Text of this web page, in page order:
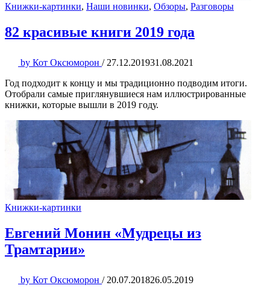
Книжки-картинки, Наши новинки, Обзоры, Разговоры
82 красивые книги 2019 года
by Кот Оксюморон / 27.12.201931.08.2021
Год подходит к концу и мы традиционно подводим итоги.
Отобрали самые приглянувшиеся нам иллюстрированные
книжки, которые вышли в 2019 году.
Книжки-картинки
Евгений Монин «Мудрецы из
Трамтарии»
by Кот Оксюморон / 20.07.201826.05.2019